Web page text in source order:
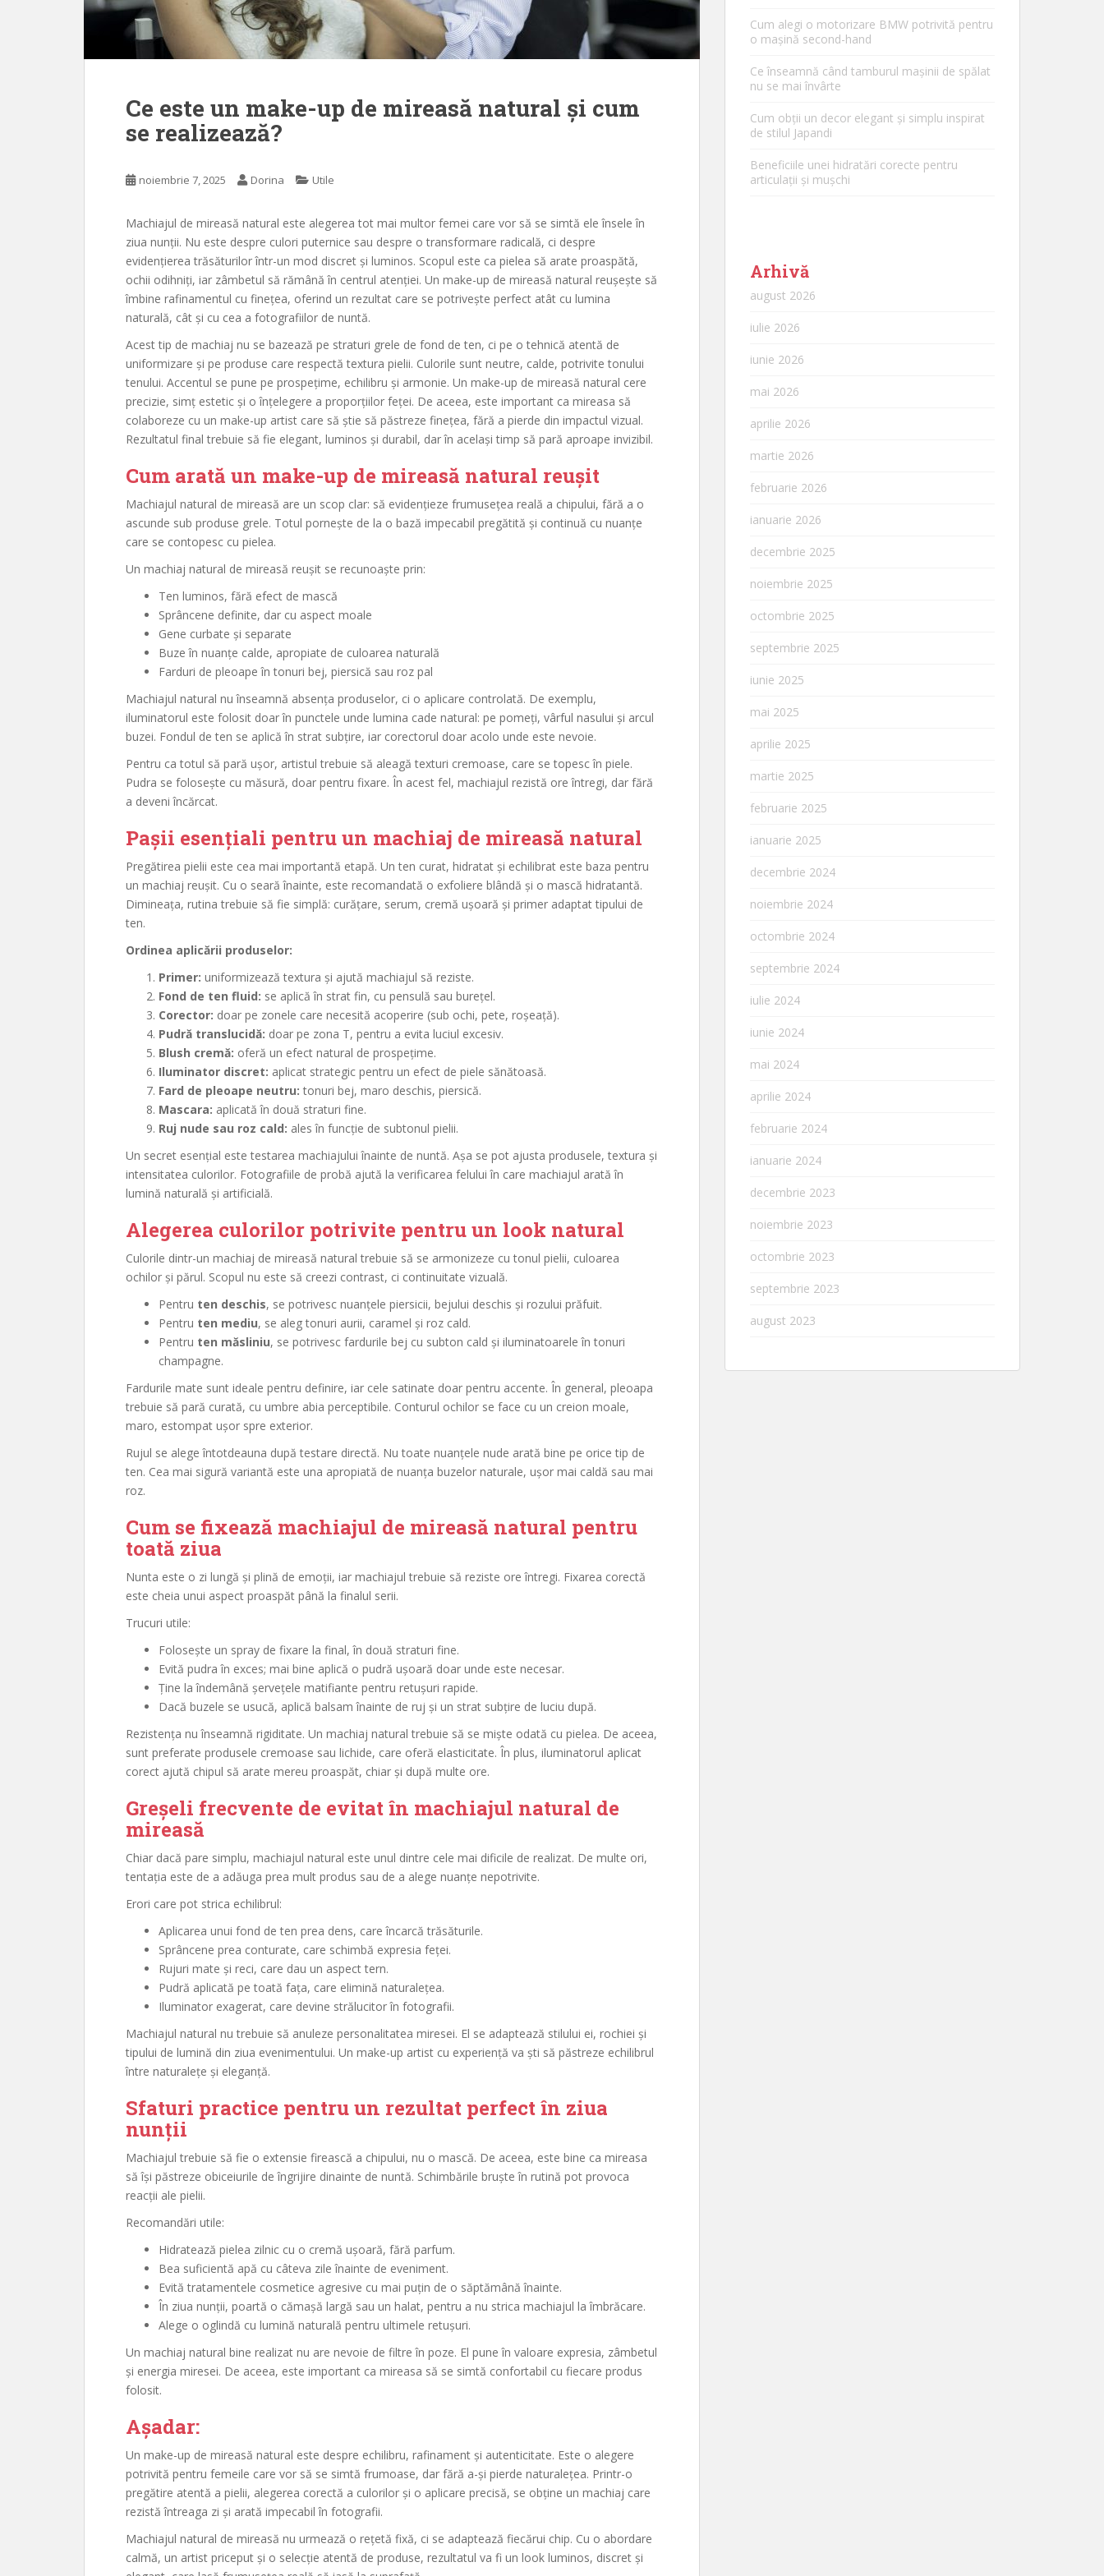
Ce este un make-up de mireasă natural și cum
se realizează?
noiembrie 7, 2025 Dorina Utile
Machiajul de mireasă natural este alegerea tot mai multor femei care vor să se simtă ele însele în
ziua nunții. Nu este despre culori puternice sau despre o transformare radicală, ci despre
evidențierea trăsăturilor într-un mod discret și luminos. Scopul este ca pielea să arate proaspătă,
ochii odihniți, iar zâmbetul să rămână în centrul atenției. Un make-up de mireasă natural reușește să
îmbine rafinamentul cu finețea, oferind un rezultat care se potrivește perfect atât cu lumina
naturală, cât și cu cea a fotografiilor de nuntă.
Acest tip de machiaj nu se bazează pe straturi grele de fond de ten, ci pe o tehnică atentă de
uniformizare și pe produse care respectă textura pielii. Culorile sunt neutre, calde, potrivite tonului
tenului. Accentul se pune pe prospețime, echilibru și armonie. Un make-up de mireasă natural cere
precizie, simț estetic și o înțelegere a proporțiilor feței. De aceea, este important ca mireasa să
colaboreze cu un make-up artist care să știe să păstreze finețea, fără a pierde din impactul vizual.
Rezultatul final trebuie să fie elegant, luminos și durabil, dar în același timp să pară aproape invizibil.
Cum arată un make-up de mireasă natural reușit
Machiajul natural de mireasă are un scop clar: să evidențieze frumusețea reală a chipului, fără a o
ascunde sub produse grele. Totul pornește de la o bază impecabil pregătită și continuă cu nuanțe
care se contopesc cu pielea.
Un machiaj natural de mireasă reușit se recunoaște prin:
Ten luminos, fără efect de mască
Sprâncene definite, dar cu aspect moale
Gene curbate și separate
Buze în nuanțe calde, apropiate de culoarea naturală
Farduri de pleoape în tonuri bej, piersică sau roz pal
Machiajul natural nu înseamnă absența produselor, ci o aplicare controlată. De exemplu,
iluminatorul este folosit doar în punctele unde lumina cade natural: pe pomeți, vârful nasului și arcul
buzei. Fondul de ten se aplică în strat subțire, iar corectorul doar acolo unde este nevoie.
Pentru ca totul să pară ușor, artistul trebuie să aleagă texturi cremoase, care se topesc în piele.
Pudra se folosește cu măsură, doar pentru fixare. În acest fel, machiajul rezistă ore întregi, dar fără
a deveni încărcat.
Pașii esențiali pentru un machiaj de mireasă natural
Pregătirea pielii este cea mai importantă etapă. Un ten curat, hidratat și echilibrat este baza pentru
un machiaj reușit. Cu o seară înainte, este recomandată o exfoliere blândă și o mască hidratantă.
Dimineața, rutina trebuie să fie simplă: curățare, serum, cremă ușoară și primer adaptat tipului de
ten.
Ordinea aplicării produselor:
Primer: uniformizează textura și ajută machiajul să reziste.
Fond de ten fluid: se aplică în strat fin, cu pensulă sau burețel.
Corector: doar pe zonele care necesită acoperire (sub ochi, pete, roșeață).
Pudră translucidă: doar pe zona T, pentru a evita luciul excesiv.
Blush cremă: oferă un efect natural de prospețime.
Iluminator discret: aplicat strategic pentru un efect de piele sănătoasă.
Fard de pleoape neutru: tonuri bej, maro deschis, piersică.
Mascara: aplicată în două straturi fine.
Ruj nude sau roz cald: ales în funcție de subtonul pielii.
Un secret esențial este testarea machiajului înainte de nuntă. Așa se pot ajusta produsele, textura și
intensitatea culorilor. Fotografiile de probă ajută la verificarea felului în care machiajul arată în
lumină naturală și artificială.
Alegerea culorilor potrivite pentru un look natural
Culorile dintr-un machiaj de mireasă natural trebuie să se armonizeze cu tonul pielii, culoarea
ochilor și părul. Scopul nu este să creezi contrast, ci continuitate vizuală.
Pentru ten deschis, se potrivesc nuanțele piersicii, bejului deschis și rozului prăfuit.
Pentru ten mediu, se aleg tonuri aurii, caramel și roz cald.
Pentru ten măsliniu, se potrivesc fardurile bej cu subton cald și iluminatoarele în tonuri
champagne.
Fardurile mate sunt ideale pentru definire, iar cele satinate doar pentru accente. În general, pleoapa
trebuie să pară curată, cu umbre abia perceptibile. Conturul ochilor se face cu un creion moale,
maro, estompat ușor spre exterior.
Rujul se alege întotdeauna după testare directă. Nu toate nuanțele nude arată bine pe orice tip de
ten. Cea mai sigură variantă este una apropiată de nuanța buzelor naturale, ușor mai caldă sau mai
roz.
Cum se fixează machiajul de mireasă natural pentru
toată ziua
Nunta este o zi lungă și plină de emoții, iar machiajul trebuie să reziste ore întregi. Fixarea corectă
este cheia unui aspect proaspăt până la finalul serii.
Trucuri utile:
Folosește un spray de fixare la final, în două straturi fine.
Evită pudra în exces; mai bine aplică o pudră ușoară doar unde este necesar.
Ține la îndemână șervețele matifiante pentru retușuri rapide.
Dacă buzele se usucă, aplică balsam înainte de ruj și un strat subțire de luciu după.
Rezistența nu înseamnă rigiditate. Un machiaj natural trebuie să se miște odată cu pielea. De aceea,
sunt preferate produsele cremoase sau lichide, care oferă elasticitate. În plus, iluminatorul aplicat
corect ajută chipul să arate mereu proaspăt, chiar și după multe ore.
Greșeli frecvente de evitat în machiajul natural de
mireasă
Chiar dacă pare simplu, machiajul natural este unul dintre cele mai dificile de realizat. De multe ori,
tentația este de a adăuga prea mult produs sau de a alege nuanțe nepotrivite.
Erori care pot strica echilibrul:
Aplicarea unui fond de ten prea dens, care încarcă trăsăturile.
Sprâncene prea conturate, care schimbă expresia feței.
Rujuri mate și reci, care dau un aspect tern.
Pudră aplicată pe toată fața, care elimină naturalețea.
Iluminator exagerat, care devine strălucitor în fotografii.
Machiajul natural nu trebuie să anuleze personalitatea miresei. El se adaptează stilului ei, rochiei și
tipului de lumină din ziua evenimentului. Un make-up artist cu experiență va ști să păstreze echilibrul
între naturalețe și eleganță.
Sfaturi practice pentru un rezultat perfect în ziua
nunții
Machiajul trebuie să fie o extensie firească a chipului, nu o mască. De aceea, este bine ca mireasa
să își păstreze obiceiurile de îngrijire dinainte de nuntă. Schimbările bruște în rutină pot provoca
reacții ale pielii.
Recomandări utile:
Hidratează pielea zilnic cu o cremă ușoară, fără parfum.
Bea suficientă apă cu câteva zile înainte de eveniment.
Evită tratamentele cosmetice agresive cu mai puțin de o săptămână înainte.
În ziua nunții, poartă o cămașă largă sau un halat, pentru a nu strica machiajul la îmbrăcare.
Alege o oglindă cu lumină naturală pentru ultimele retușuri.
Un machiaj natural bine realizat nu are nevoie de filtre în poze. El pune în valoare expresia, zâmbetul
și energia miresei. De aceea, este important ca mireasa să se simtă confortabil cu fiecare produs
folosit.
Așadar:
Un make-up de mireasă natural este despre echilibru, rafinament și autenticitate. Este o alegere
potrivită pentru femeile care vor să se simtă frumoase, dar fără a-și pierde naturalețea. Printr-o
pregătire atentă a pielii, alegerea corectă a culorilor și o aplicare precisă, se obține un machiaj care
rezistă întreaga zi și arată impecabil în fotografii.
Machiajul natural de mireasă nu urmează o rețetă fixă, ci se adaptează fiecărui chip. Cu o abordare
calmă, un artist priceput și o selecție atentă de produse, rezultatul va fi un look luminos, discret și
Cum alegi o motorizare BMW potrivită pentru
o mașină second-hand
Ce înseamnă când tamburul mașinii de spălat
nu se mai învârte
Cum obții un decor elegant și simplu inspirat
de stilul Japandi
Beneficiile unei hidratări corecte pentru
articulații și mușchi
Arhivă
august 2026
iulie 2026
iunie 2026
mai 2026
aprilie 2026
martie 2026
februarie 2026
ianuarie 2026
decembrie 2025
noiembrie 2025
octombrie 2025
septembrie 2025
iunie 2025
mai 2025
aprilie 2025
martie 2025
februarie 2025
ianuarie 2025
decembrie 2024
noiembrie 2024
octombrie 2024
septembrie 2024
iulie 2024
iunie 2024
mai 2024
aprilie 2024
februarie 2024
ianuarie 2024
decembrie 2023
noiembrie 2023
octombrie 2023
septembrie 2023
august 2023